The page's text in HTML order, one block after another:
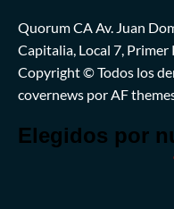
Quorum CA Av. Juan
Capitalia, Local 7, Primer
Copyright © Todos los
covernews por AF
Elegidos por